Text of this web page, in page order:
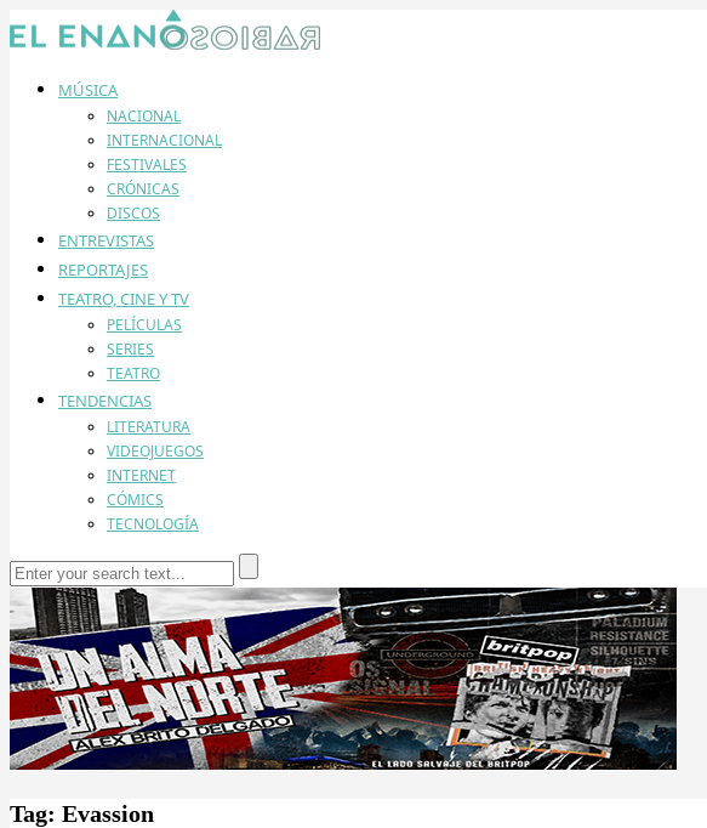
MÚSICA
NACIONAL
INTERNACIONAL
FESTIVALES
CRÓNICAS
DISCOS
ENTREVISTAS
REPORTAJES
TEATRO, CINE Y TV
PELÍCULAS
SERIES
TEATRO
TENDENCIAS
LITERATURA
VIDEOJUEGOS
INTERNET
CÓMICS
TECNOLOGÍA
Tag: Evassion